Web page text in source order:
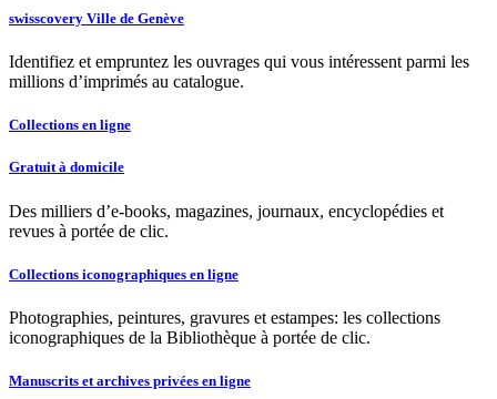
swisscovery Ville de Genève
Identifiez et empruntez les ouvrages qui vous intéressent parmi les
millions d’imprimés au catalogue.
Collections en ligne
Gratuit à domicile
Des milliers d’e-books, magazines, journaux, encyclopédies et
revues à portée de clic.
Collections iconographiques en ligne
Photographies, peintures, gravures et estampes: les collections
iconographiques de la Bibliothèque à portée de clic.
Manuscrits et archives privées en ligne